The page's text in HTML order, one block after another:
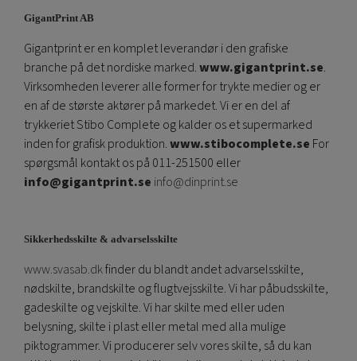
GigantPrint AB
Gigantprint er en komplet leverandør i den grafiske
branche på det nordiske marked.www.gigantprint.se.
Virksomheden leverer alle former for trykte medier og er
en af ​​de største aktører på markedet. Vi er en del af
trykkeriet Stibo Complete og kalder os et supermarked
inden for grafisk produktion.www.stibocomplete.se For
spørgsmål kontakt os på 011-251500 eller
info@gigantprint.se info@dinprint.se
Sikkerhedsskilte & advarselsskilte
www.svasab.dkfinder du blandt andet advarselsskilte,
nødskilte, brandskilte og flugtvejsskilte. Vi har påbudsskilte,
gadeskilte og vejskilte. Vi har skilte med eller uden
belysning, skilte i plast eller metal med alla mulige
piktogrammer. Vi producerer selv vores skilte, så du kan